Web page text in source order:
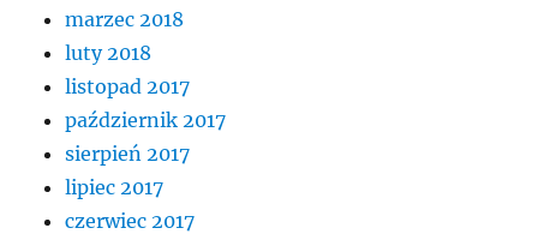
marzec 2018
luty 2018
listopad 2017
październik 2017
sierpień 2017
lipiec 2017
czerwiec 2017